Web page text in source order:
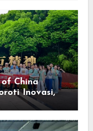
of China
Inovasi,